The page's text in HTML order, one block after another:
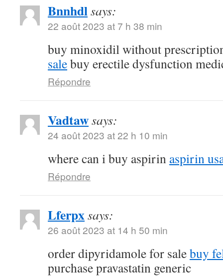
Bnnhdlsays:
22 août 2023 at 7 h 38 min
buy minoxidil without
salebuy erectile dysfunction
Répondre
Vadtawsays:
24 août 2023 at 22 h 10 min
where can i buy aspirin aspirin
Répondre
Lferpxsays:
26 août 2023 at 14 h 50 min
order dipyridamole for salebuy
purchase pravastatin generic